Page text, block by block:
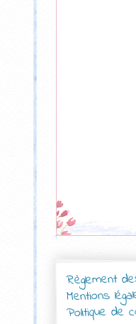
Règlement
Mentions
Politique de